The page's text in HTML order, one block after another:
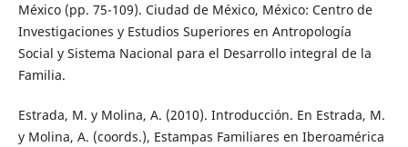
México (pp. 75-109). Ciudad de México, México: Centro de
Investigaciones y Estudios Superiores en Antropología
Social y Sistema Nacional para el Desarrollo integral de la
Familia.
Estrada, M. y Molina, A. (2010). Introducción. En Estrada, M.
y Molina, A. (coords.), Estampas Familiares en Iberoamérica